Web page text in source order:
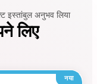
इस्तांबुल अनुभव लिया
लिए
नया